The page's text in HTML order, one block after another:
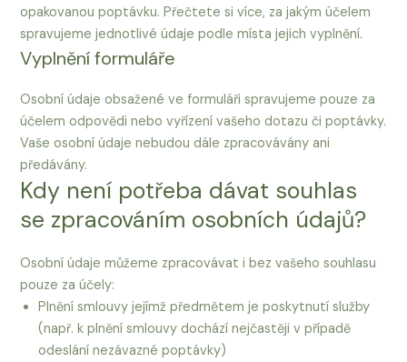
opakovanou poptávku. Přečtete si více, za jakým účelem
spravujeme jednotlivé údaje podle místa jejich vyplnění.
Vyplnění formuláře
Osobní údaje obsažené ve formuláři spravujeme pouze za
účelem odpovědi nebo vyřízení vašeho dotazu či poptávky.
Vaše osobní údaje nebudou dále zpracovávány ani
předávány.
Kdy není potřeba dávat souhlas
se zpracováním osobních údajů?
Osobní údaje můžeme zpracovávat i bez vašeho souhlasu
pouze za účely:
Plnění smlouvy jejímž předmětem je poskytnutí služby
(např. k plnění smlouvy dochází nejčastěji v případě
odeslání nezávazné poptávky)